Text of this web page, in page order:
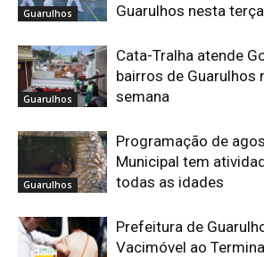
Guarulhos
Guarulhos nesta
Guarulhos
Cata-Tralha atende
bairros de Guarulhos
semana
Guarulhos
Programação de
Municipal tem
todas as idades
Prefeitura de
Vacimóvel ao